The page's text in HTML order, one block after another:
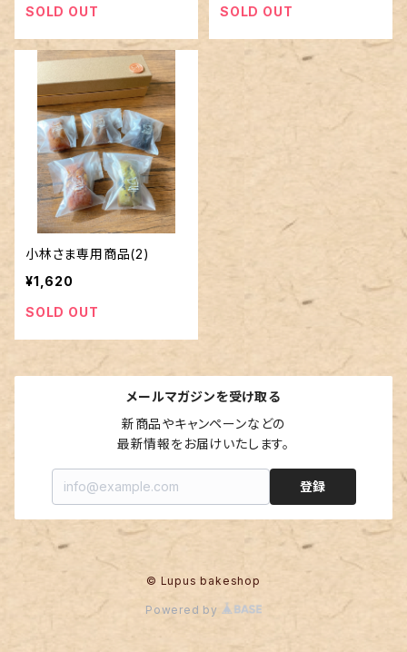
SOLD OUT
SOLD OUT
小林さま専用商品(2)
¥1,620
SOLD OUT
メールマガジンを受け取る
新商品やキャンペーンなどの
最新情報をお届けいたします。
登録
© Lupus bakeshop
Powered by